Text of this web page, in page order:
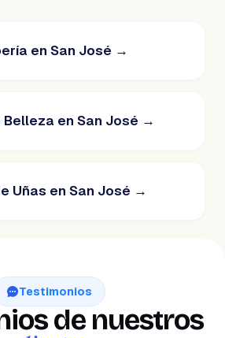
en San José →
Belleza en San José →
Uñas en San José →
Testimonios
de nuestros